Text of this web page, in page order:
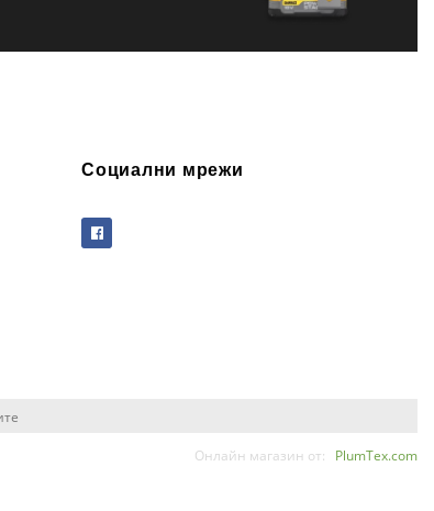
Социални мрежи
Онлайн магазин от: PlumTex.com